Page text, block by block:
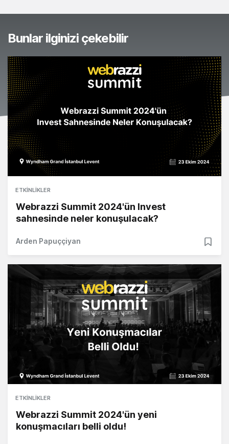
Bunlar ilginizi çekebilir
ETKINLIKLER
Webrazzi Summit 2024'ün Invest
sahnesinde neler konuşulacak?
Arden Papuççiyan
ETKINLIKLER
Webrazzi Summit 2024'ün yeni
konuşmacıları belli oldu!